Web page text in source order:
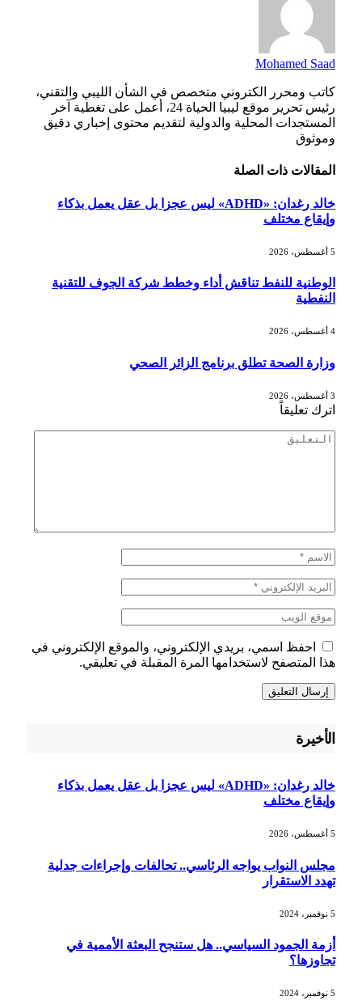
Mohamed Saad
كاتب ومحرر الكتروني متخصص في الشأن الليبي والتقني،
رئيس تحرير موقع ليبيا الحياة 24، أعمل على تغطية آخر
المستجدات المحلية والدولية لتقديم محتوى إخباري دقيق
وموثوق
المقالاتذات الصلة
خالد رغدان: «ADHD» ليس عجزا بل عقل يعمل بذكاء
وإيقاع مختلف
الوطنية للنفط تناقش أداء وخطط شركة الجوف للتقنية
النفطية
وزارة الصحة تطلق برنامج الزائر الصحي
اترك تعليقاً
احفظ اسمي، بريدي الإلكتروني، والموقع الإلكتروني في
هذا المتصفح لاستخدامها المرة المقبلة في تعليقي.
الأخيرة
خالد رغدان: «ADHD» ليس عجزا بل عقل يعمل بذكاء
وإيقاع مختلف
مجلس النواب يواجه الرئاسي.. تحالفات وإجراءات جدلية
تهدد الاستقرار
أزمة الجمود السياسي.. هل ستنجح البعثة الأممية في
تجاوزها؟